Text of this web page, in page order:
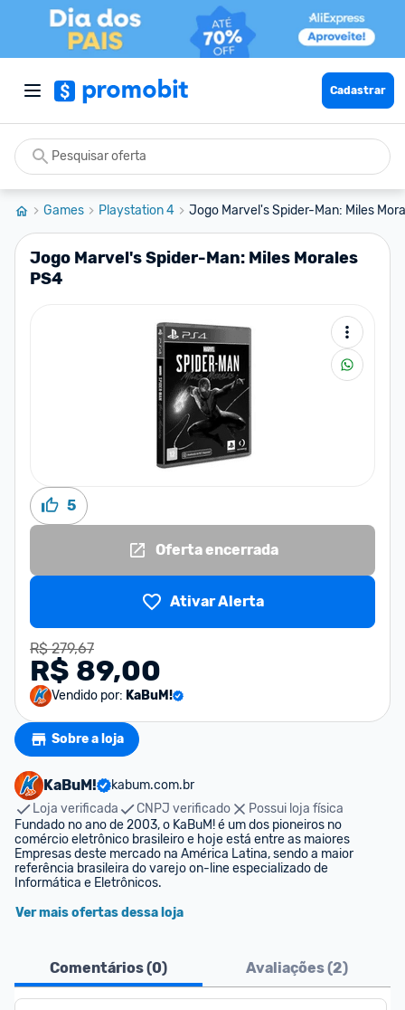
Cadastrar
Games Playstation 4 Jogo Marvel's Spider-Man: Miles
Jogo Marvel's Spider-Man: Miles Morales
PS4
5
Oferta encerrada
Ativar Alerta
R$ 279,67
R$ 89,00
Vendido por: KaBuM!
Sobre a loja
KaBuM!
kabum.com.br
Loja verificada
CNPJ verificado
Possui loja física
Fundado no ano de 2003, o KaBuM! é um dos pioneiros no
comércio eletrônico brasileiro e hoje está entre as maiores
Empresas deste mercado na América Latina, sendo a maior
referência brasileira do varejo on-line especializado de
Informática e Eletrônicos.
Ver mais ofertas dessa loja
Comentários (0) Avaliações (2)